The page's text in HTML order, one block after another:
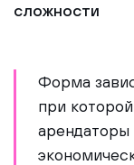
сложности
Форма
при